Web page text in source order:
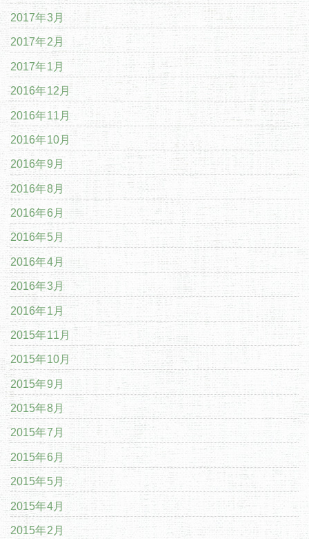
2017年3月
2017年2月
2017年1月
2016年12月
2016年11月
2016年10月
2016年9月
2016年8月
2016年6月
2016年5月
2016年4月
2016年3月
2016年1月
2015年11月
2015年10月
2015年9月
2015年8月
2015年7月
2015年6月
2015年5月
2015年4月
2015年2月